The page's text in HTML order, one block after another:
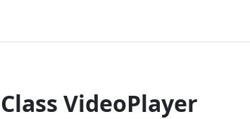
Class VideoPlayer